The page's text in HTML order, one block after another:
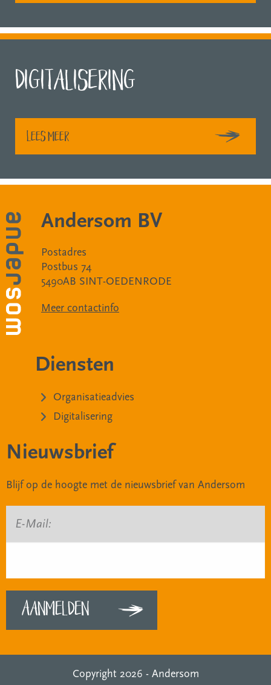
Digitalisering
Lees meer
Andersom BV
Postadres
Postbus 74
5490AB SINT-OEDENRODE
Meer contactinfo
Diensten
Organisatieadvies
Digitalisering
Nieuwsbrief
Blijf op de hoogte met de nieuwsbrief van Andersom
E-Mail:
Copyright 2026 - Andersom